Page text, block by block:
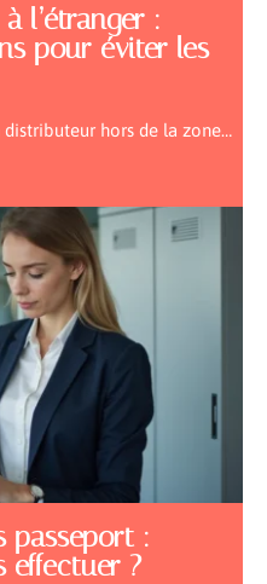
l’étranger :
pour éviter les
hors de la zone…
passeport :
effectuer ?